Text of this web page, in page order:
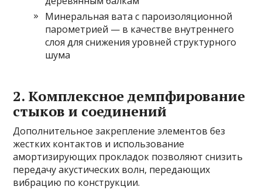
Минеральная вата с пароизоляционной
парометрией — в качестве внутреннего
слоя для снижения уровней структурного
шума
2. Комплексное демпфирование
стыков и соединений
Дополнительное закрепление элементов без
жестких контактов и использование
амортизирующих прокладок позволяют снизить
передачу акустических волн, передающих
вибрацию по конструкции.